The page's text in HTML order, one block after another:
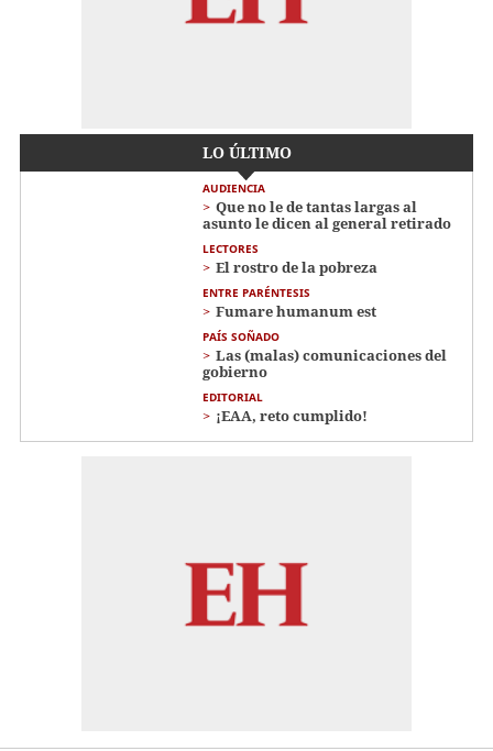
LO ÚLTIMO
AUDIENCIA
Que no le de tantas largas al
asunto le dicen al general retirado
LECTORES
El rostro de la pobreza
ENTRE PARÉNTESIS
Fumare humanum est
PAÍS SOÑADO
Las (malas) comunicaciones del
gobierno
EDITORIAL
¡EAA, reto cumplido!